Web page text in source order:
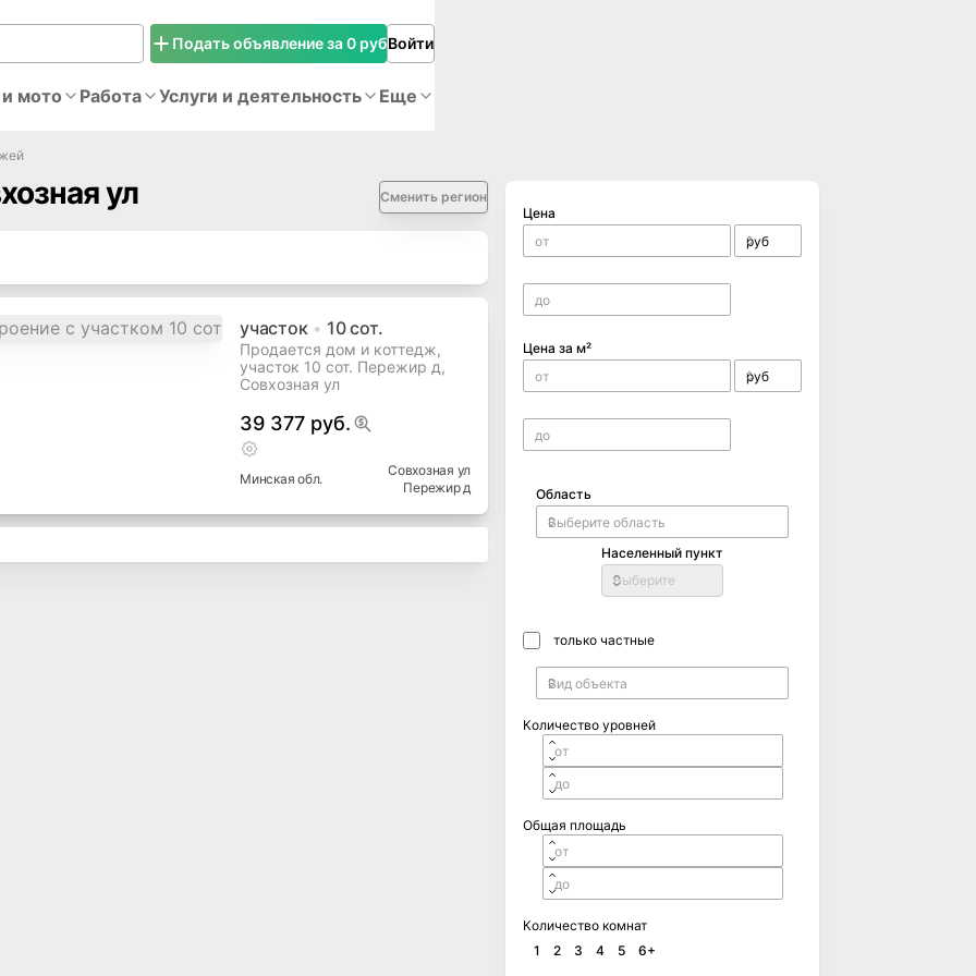
Подать объявление за 0 рубВойти
мото Работа Услуги и деятельность Еще
ул Сменить регион
участок 10сот.
Продается дом и коттедж,
участок 10 сот. Пережир д,
Совхозная ул
39 377 руб.
Минская обл.
Совхозная ул
Пережир д
Цена
Цена за м²
Область
Населенный пункт
Выберите
только частные
Количество уровней
Общая площадь
Количество комнат
1
2 3 4 5 6+